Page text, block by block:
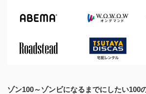
ゾン100～ゾンビになるまでにしたい100